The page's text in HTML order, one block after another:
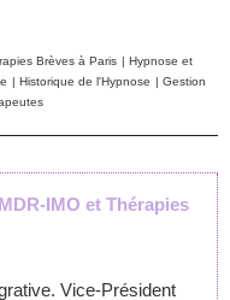
IMO et Thérapies
Vice-Président
Brèves à Paris | Hypnose et
| Historique de l'Hypnose | Gestion